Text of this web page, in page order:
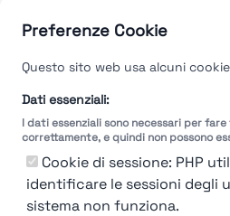
Preferenze Cookie
Questo sito web usa alcuni
Dati essenziali:
I dati essenziali sono necessari per
correttamente, e quindi non possono
Cookie di sessione: PHP
identificare le sessioni degli
sistema non funziona.
Guarda le valutazioni →